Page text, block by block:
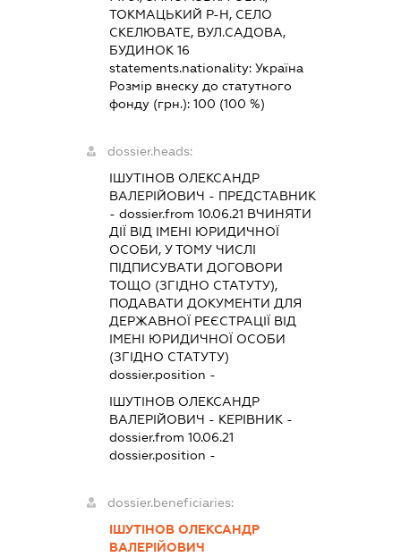
ТОКМАЦЬКИЙ Р-Н, СЕЛО
СКЕЛЮВАТЕ, ВУЛ.САДОВА,
БУДИНОК 16
statements.nationality: Україна
Розмір внеску до статутного
фонду (грн.): 100 (100 %)
dossier.heads:
ІШУТІНОВ ОЛЕКСАНДР
ВАЛЕРІЙОВИЧ - ПРЕДСТАВНИК
- dossier.from 10.06.21 ВЧИНЯТИ
ДІЇ ВІД ІМЕНІ ЮРИДИЧНОЇ
ОСОБИ, У ТОМУ ЧИСЛІ
ПІДПИСУВАТИ ДОГОВОРИ
ТОЩО (ЗГІДНО СТАТУТУ),
ПОДАВАТИ ДОКУМЕНТИ ДЛЯ
ДЕРЖАВНОЇ РЕЄСТРАЦІЇ ВІД
ІМЕНІ ЮРИДИЧНОЇ ОСОБИ
(ЗГІДНО СТАТУТУ)
dossier.position -
ІШУТІНОВ ОЛЕКСАНДР
ВАЛЕРІЙОВИЧ - КЕРІВНИК-
dossier.from 10.06.21
dossier.position -
dossier.beneficiaries:
ІШУТІНОВ ОЛЕКСАНДР
ВАЛЕРІЙОВИЧ